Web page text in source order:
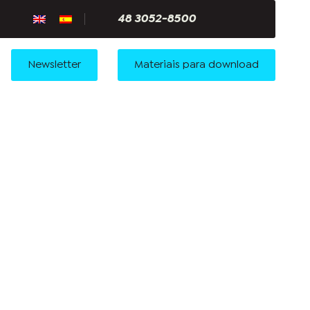
48 3052-8500
Newsletter Materiais para download